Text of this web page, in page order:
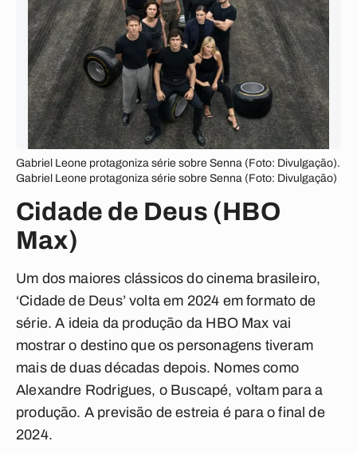
Gabriel Leone protagoniza série sobre Senna (Foto: Divulgação).
Gabriel Leone protagoniza série sobre Senna (Foto: Divulgação)
Cidade de Deus (HBO
Max)
Um dos maiores clássicos do cinema brasileiro,
‘Cidade de Deus’ volta em 2024 em formato de
série. A ideia da produção da HBO Max vai
mostrar o destino que os personagens tiveram
mais de duas décadas depois. Nomes como
Alexandre Rodrigues, o Buscapé, voltam para a
produção. A previsão de estreia é para o final de
2024.